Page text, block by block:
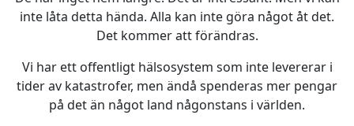
inte låta detta hända. Alla kan inte göra något åt ​​det.
Det kommer att förändras.
Vi har ett offentligt hälsosystem som inte levererar i
tider av katastrofer, men ändå spenderas mer pengar
på det än något land någonstans i världen.